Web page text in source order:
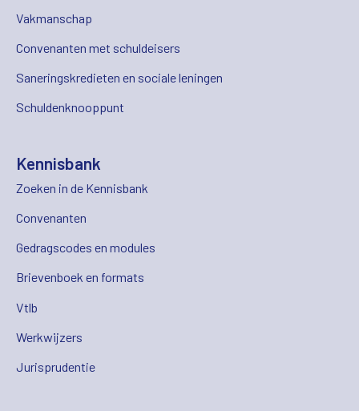
Vakmanschap
Convenanten met schuldeisers
Saneringskredieten en sociale leningen
Schuldenknooppunt
Kennisbank
Zoeken in de Kennisbank
Convenanten
Gedragscodes en modules
Brievenboek en formats
Vtlb
Werkwijzers
Jurisprudentie